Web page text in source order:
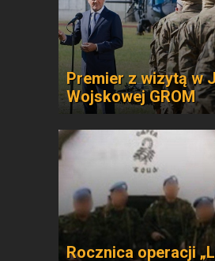
Premier z wizytą w
Wojskowej GROM
Rocznica operacji